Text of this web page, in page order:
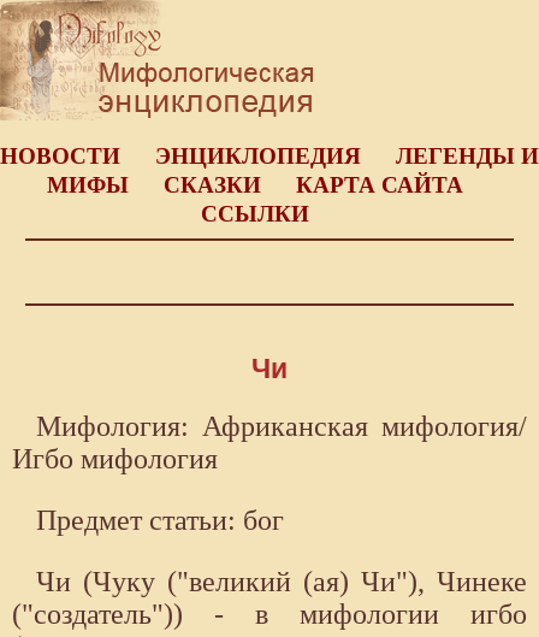
НОВОСТИ ЭНЦИКЛОПЕДИЯ
ЛЕГЕНДЫ И
МИФЫ
СКАЗКИ
КАРТА САЙТА
ССЫЛКИ
Чи
Мифология: Африканская мифология/
Игбо мифология
Предмет статьи: бог
Чи (Чуку ("великий (ая) Чи"), Чинеке
("создатель")) - в мифологии игбо